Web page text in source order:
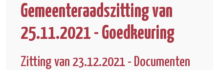
Gemeenteraadszitting van
25.11.2021 - Goedkeuring
Zitting van 23.12.2021 - Documenten